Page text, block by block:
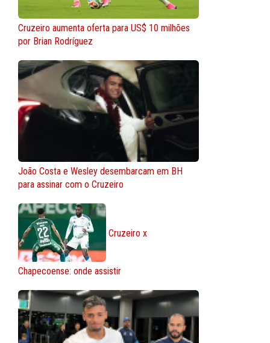
Cruzeiro aumenta oferta para US$ 10 milhões
por Brian Rodríguez
João Costa e Wesley desembarcam em BH
para assinar com o Cruzeiro
Cruzeiro x
Chapecoense: onde assistir